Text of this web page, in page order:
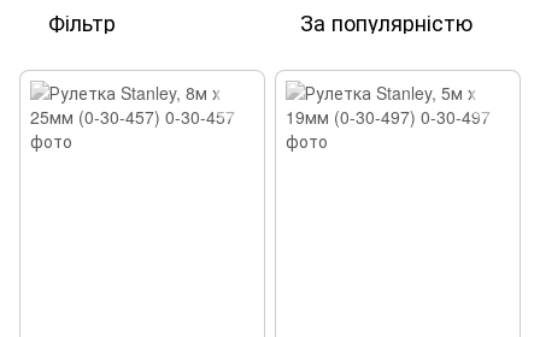
Фільтр За популярністю